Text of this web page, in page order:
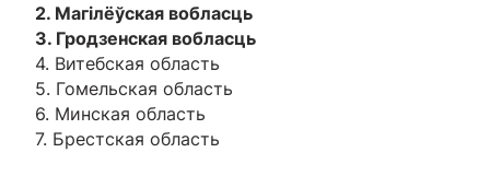
2. Магілёўская вобласць
3. Гродзенская вобласць
4. Витебская область
5. Гомельская область
6. Минская область
7. Брестская область